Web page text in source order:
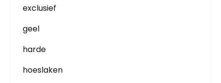
exclusief
geel
harde
hoeslaken